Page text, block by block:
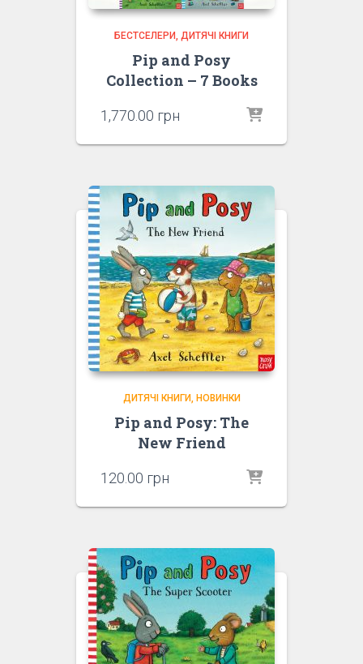
БЕСТСЕЛЕРИ ДИТЯЧІ КНИГИ
Pip and Posy
Collection – 7 Books
1,770.00 грн
ДИТЯЧІ КНИГИ НОВИНКИ
Pip and Posy: The
New Friend
120.00 грн